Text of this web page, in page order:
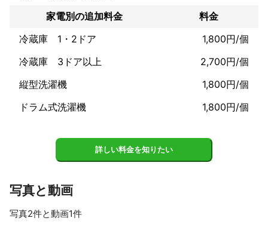
❖パワーゲート搭載車両で安全に積み込み
❖急なご依頼も対応可
❖トラブル防止のため、確実なお打ち合わせ
当店のモットー
お客様のご要望に沿った作業を行います！
けますと幸いです。
これまでの実績
現在、不用品回収の力を入れております。
ありますので、大きな家具や家電など運ぶことに関しては問題な
家電別の追加料金
料金
冷蔵庫 1・2ドア
1,800円/個
冷蔵庫 3ドア以上
2,700円/個
縦型洗濯機
1,800円/個
ドラム式洗濯機
1,800円/個
詳しい料金を知りたい
写真と動画
写真2件と動画1件